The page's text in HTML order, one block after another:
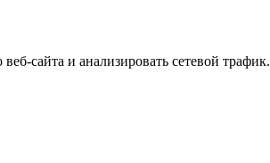
сайта и анализировать сетевой трафик.